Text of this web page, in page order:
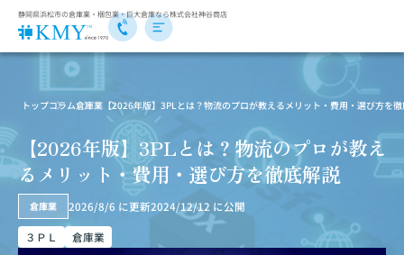
静岡県浜松市の倉庫業・梱包業・巨大倉庫なら株式会社神谷商店
トップコラム倉庫業 【2026年版】3PLとは？物流のプロが教えるメリット・費用・選び方を
【2026年版】3PLとは？物流のプロが教え
るメリット・費用・選び方を徹底解説
倉庫業 2026/8/6 に更新2024/12/12 に公開
３ＰＬ
倉庫業